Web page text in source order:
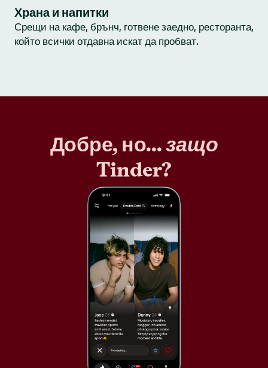
Храна и напитки
Срещи на кафе, брънч, готвене заедно, ресторанта,
който всички отдавна искат да пробват.
Добре, но...защо
Tinder?